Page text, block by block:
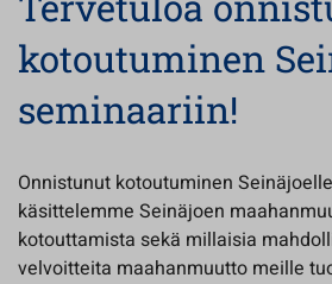
kotoutuminen
seminaariin!
Onnistunut kotoutuminen Seinäjoelle
käsittelemme Seinäjoen
kotouttamista sekä millaisia
velvoitteita maahanmuutto meille